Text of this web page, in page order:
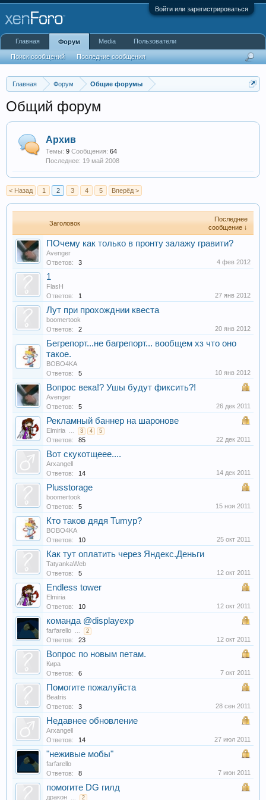
Войти или зарегистрироваться
Главная Форум Общие форумы
Общий форум
Архив
Темы: 9 Сообщения: 64
19 май 2008
< Назад 1 2 3 4 5 Вперёд >
Заголовок
Последнее
сообщение ↓
ПОчему как только в пронту залажу гравити?
Avenger
Ответов:
3 4 фев 2012
1
FlasH
Ответов:
1 27 янв 2012
Лут при прохожднии квеста
boomertook
Ответов:
2 20 янв 2012
Бегрепорт...не багрепорт... вообщем хз что оно
такое.
BOBO4KA
Ответов:
5 10 янв 2012
Вопрос века!? Ушы будут фиксить?!
Avenger
Ответов:
5 26 дек 2011
Рекламный баннер на шаронове
Elmiria ... 3 4 5
Ответов: 85 22 дек 2011
Вот скукотщеее....
Arxangell
Ответов:
14 14 дек 2011
Plusstorage
boomertook
Ответов:
5 15 ноя 2011
Кто таков дядя Tumyp?
BOBO4KA
Ответов:
10 25 окт 2011
Как тут оплатить через Яндекс.Деньги
TatyankaWeb
Ответов:
5 12 окт 2011
Endless tower
Elmiria
Ответов:
10 12 окт 2011
команда @displayexp
farfarello ... 2
Ответов: 23 12 окт 2011
Вопрос по новым петам.
Кира
Ответов:
6 7 окт 2011
Помогите пожалуйста
Beatris
Ответов:
3 28 сен 2011
Недавнее обновление
Arxangell
Ответов:
14 27 июл 2011
"неживые мобы"
farfarello
Ответов:
8 7 июн 2011
помогите DG гилд
дракон ... 2
Главная Форум
Поиск сообщений Последние сообщения
Media Пользователи